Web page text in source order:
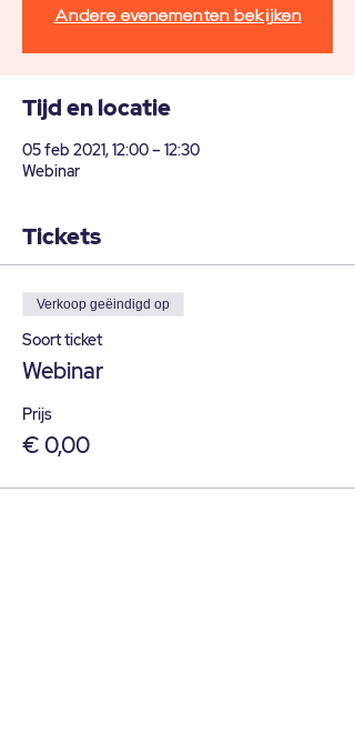
Andere evenementen bekijken
Tijd en locatie
05 feb 2021, 12:00 – 12:30
Webinar
Tickets
Verkoop geëindigd op
Soort ticket
Webinar
Prijs
€ 0,00